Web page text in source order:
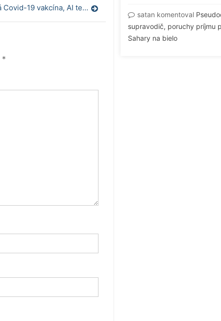
Pseudocast #478 – Nová Covid-19 vakcína, AI testovanie
*
satan komentoval
supravodič, poruchy príjmu
Sahary na bielo